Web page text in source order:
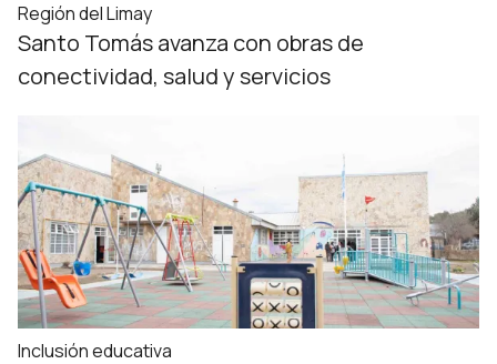
Región del Limay
Santo Tomás avanza con obras de
conectividad, salud y servicios
Inclusión educativa